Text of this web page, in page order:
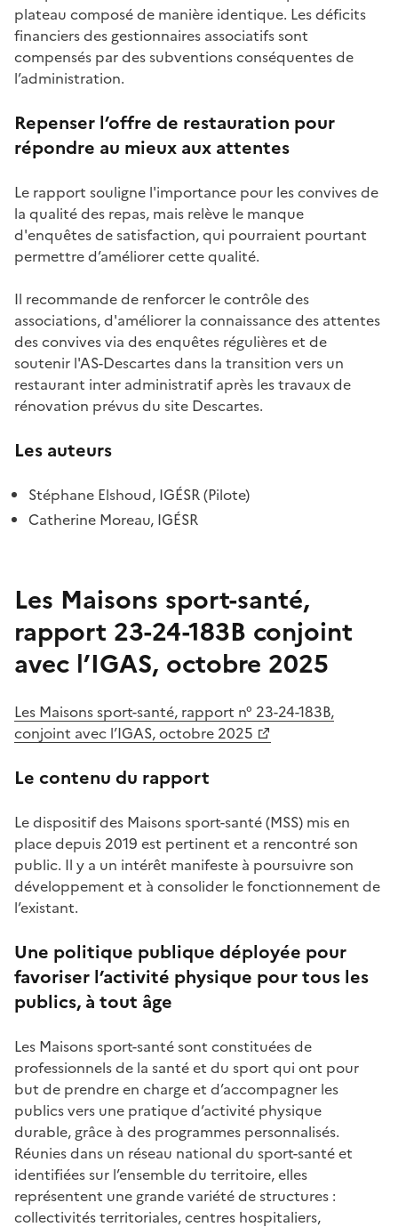
plateau composé de manière identique. Les déficits
financiers des gestionnaires associatifs sont
compensés par des subventions conséquentes de
l’administration.
Repenser l’offre de restauration pour
répondre au mieux aux attentes
Le rapport souligne l'importance pour les convives de
la qualité des repas, mais relève le manque
d'enquêtes de satisfaction, qui pourraient pourtant
permettre d’améliorer cette qualité.
Il recommande de renforcer le contrôle des
associations, d'améliorer la connaissance des attentes
des convives via des enquêtes régulières et de
soutenir l'AS-Descartes dans la transition vers un
restaurant inter administratif après les travaux de
rénovation prévus du site Descartes.
Les auteurs
Stéphane Elshoud, IGÉSR (Pilote)
Catherine Moreau, IGÉSR
Les Maisons sport-santé,
rapport 23-24-183B conjoint
avec l’IGAS, octobre 2025
Les Maisons sport-santé, rapport n° 23-24-183B,
conjoint avec l’IGAS,octobre 2025
Le contenu du rapport
Le dispositif des Maisons sport-santé (MSS) mis en
place depuis 2019 est pertinent et a rencontré son
public. Il y a un intérêt manifeste à poursuivre son
développement et à consolider le fonctionnement de
l’existant.
Une politique publique déployée pour
favoriser l’activité physique pour tous les
publics, à tout âge
Les Maisons sport-santésont constituées de
professionnels de la santé et du sport qui ont pour
but de prendre en charge et d’accompagner les
publics vers une pratique d’activité physique
durable, grâce à des programmes personnalisés.
Réunies dans un réseau national du sport-santé et
identifiées sur l’ensemble du territoire, elles
représentent une grande variété de structures :
collectivités territoriales, centres hospitaliers,